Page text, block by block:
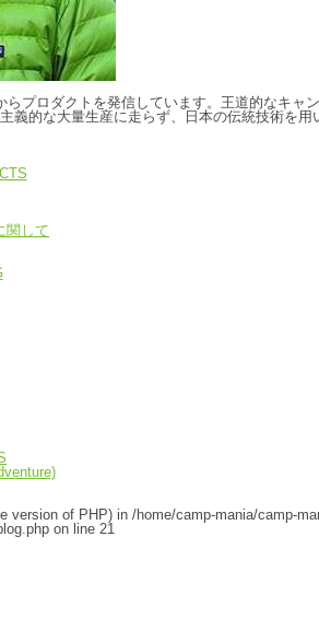
プロダクトを発信しています。王道的なキャ
的な大量生産に走らず、日本の伝統技術を
関して
version of PHP) in /home/camp-mania/camp-
on line 21